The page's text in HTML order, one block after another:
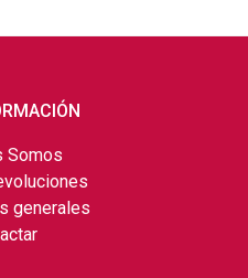
Somos
generales